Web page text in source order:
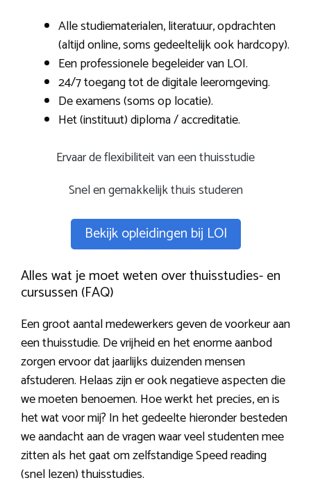
Alle studiematerialen, literatuur, opdrachten
(altijd online, soms gedeeltelijk ook hardcopy).
Een professionele begeleider van LOI.
24/7 toegang tot de digitale leeromgeving.
De examens (soms op locatie).
Het (instituut) diploma / accreditatie.
Ervaar de flexibiliteit van een thuisstudie
Snel en gemakkelijk thuis studeren
Bekijk opleidingen bij LOI
Alles wat je moet weten over thuisstudies- en
cursussen (FAQ)
Een groot aantal medewerkers geven de voorkeur aan
een thuisstudie. De vrijheid en het enorme aanbod
zorgen ervoor dat jaarlijks duizenden mensen
afstuderen. Helaas zijn er ook negatieve aspecten die
we moeten benoemen. Hoe werkt het precies, en is
het wat voor mij? In het gedeelte hieronder besteden
we aandacht aan de vragen waar veel studenten mee
zitten als het gaat om zelfstandige Speed reading
(snel lezen) thuisstudies.